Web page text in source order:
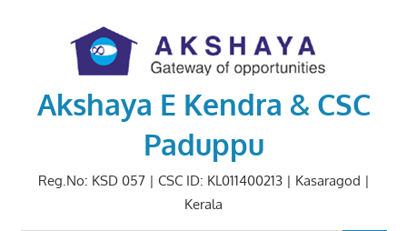
Akshaya E Kendra & CSC
Paduppu
Reg.No: KSD 057 | CSC ID: KL011400213 | Kasaragod |
Kerala